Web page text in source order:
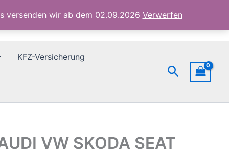
versenden wir ab dem 02.09.2026 Verwerfen
KFZ-Versicherung
Suchen
VW SKODA SEAT
AUDI
VW
SKODA
SEAT
Menge